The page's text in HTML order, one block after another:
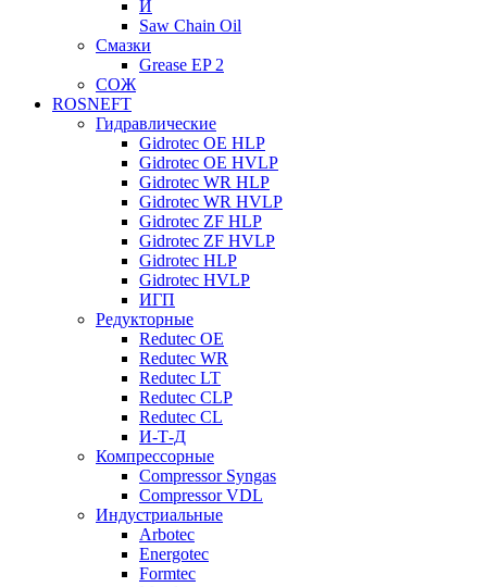
И
Saw Chain Oil
Смазки
Grease EP 2
СОЖ
ROSNEFT
Гидравлические
Gidrotec OE HLP
Gidrotec OE HVLP
Gidrotec WR HLP
Gidrotec WR HVLP
Gidrotec ZF HLP
Gidrotec ZF HVLP
Gidrotec HLP
Gidrotec HVLP
ИГП
Редукторные
Redutec OE
Redutec WR
Redutec LT
Redutec CLP
Redutec CL
И-Т-Д
Компрессорные
Compressor Syngas
Compressor VDL
Индустриальные
Arbotec
Energotec
Formtec